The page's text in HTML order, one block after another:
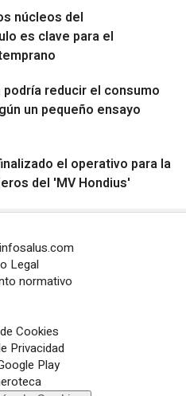
núcleos del
es clave para el
reducir el consumo
un pequeño ensayo
el operativo para la
del 'MV Hondius'
Legal
normativo
Cookies
Privacidad
Play